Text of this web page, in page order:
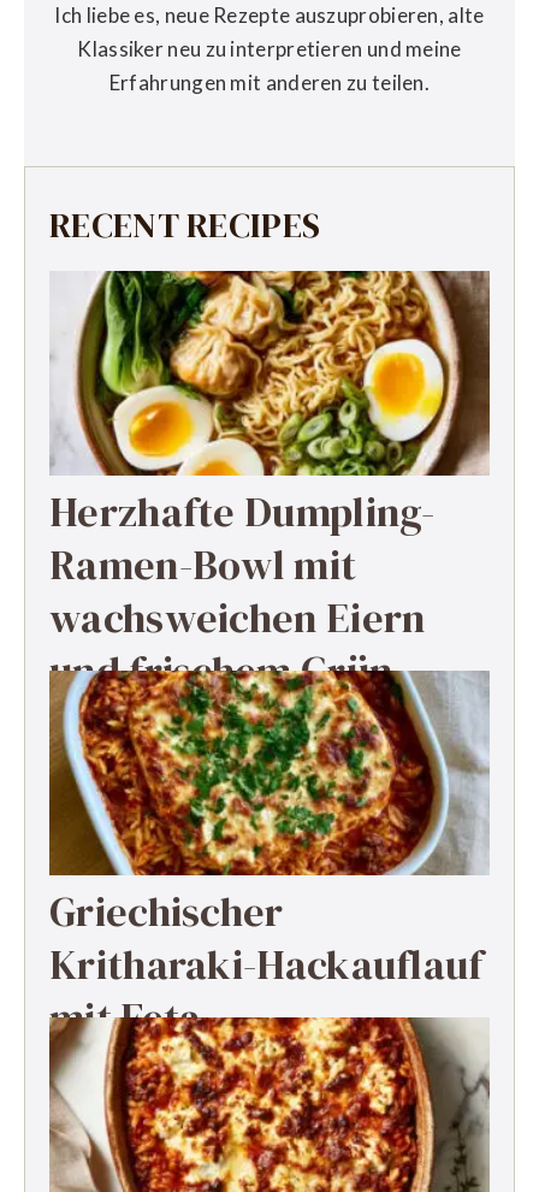
Ich liebe es, neue Rezepte auszuprobieren, alte
Klassiker neu zu interpretieren und meine
Erfahrungen mit anderen zu teilen.
RECENT RECIPES
Herzhafte Dumpling-
Ramen-Bowl mit
wachsweichen Eiern
und frischem Grün
Griechischer
Kritharaki-Hackauflauf
mit Feta